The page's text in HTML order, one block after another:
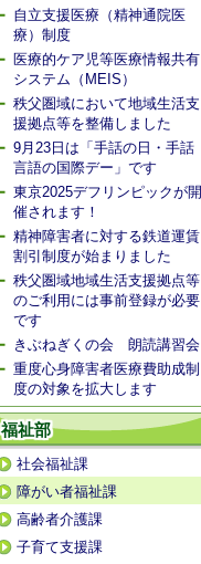
自立支援医療（精神通院医
療）制度
医療的ケア児等医療情報共有
システム（MEIS）
秩父圏域において地域生活支
援拠点等を整備しました
9月23日は「手話の日・手話
言語の国際デー」です
東京2025デフリンピックが開
催されます！
精神障害者に対する鉄道運賃
割引制度が始まりました
秩父圏域地域生活支援拠点等
のご利用には事前登録が必要
です
きぶねぎくの会 朗読講習会
重度心身障害者医療費助成制
度の対象を拡大します
福祉部
社会福祉課
障がい者福祉課
高齢者介護課
子育て支援課